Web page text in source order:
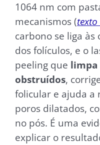
1064 nm com
mecanismos (
carbono se liga às
dos folículos, e o
peeling que limpa
obstruídos,
folicular e ajuda a
poros dilatados,
no pós. É uma
explicar o